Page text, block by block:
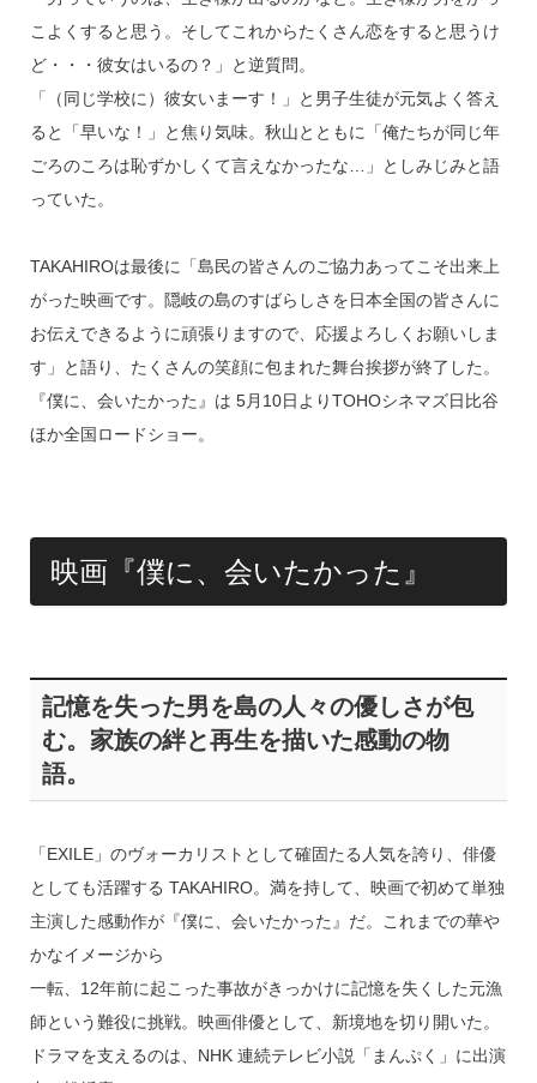
こよくすると思う。そしてこれからたくさん恋をすると思うけ
ど・・・彼女はいるの？」と逆質問。
「（同じ学校に）彼女いまーす！」と男子生徒が元気よく答え
ると「早いな！」と焦り気味。秋山とともに「俺たちが同じ年
ごろのころは恥ずかしくて言えなかったな…」としみじみと語
っていた。
TAKAHIROは最後に「島民の皆さんのご協力あってこそ出来上
がった映画です。隠岐の島のすばらしさを日本全国の皆さんに
お伝えできるように頑張りますので、応援よろしくお願いしま
す」と語り、たくさんの笑顔に包まれた舞台挨拶が終了した。
『僕に、会いたかった』は 5月10日よりTOHOシネマズ日比谷
ほか全国ロードショー。
映画『僕に、会いたかった』
記憶を失った男を島の人々の優しさが包
む。家族の絆と再生を描いた感動の物
語。
「EXILE」のヴォーカリストとして確固たる人気を誇り、俳優
としても活躍する TAKAHIRO。満を持して、映画で初めて単独
主演した感動作が『僕に、会いたかった』だ。これまでの華や
かなイメージから
一転、12年前に起こった事故がきっかけに記憶を失くした元漁
師という難役に挑戦。映画俳優として、新境地を切り開いた。
ドラマを支えるのは、NHK 連続テレビ小説「まんぷく」に出演